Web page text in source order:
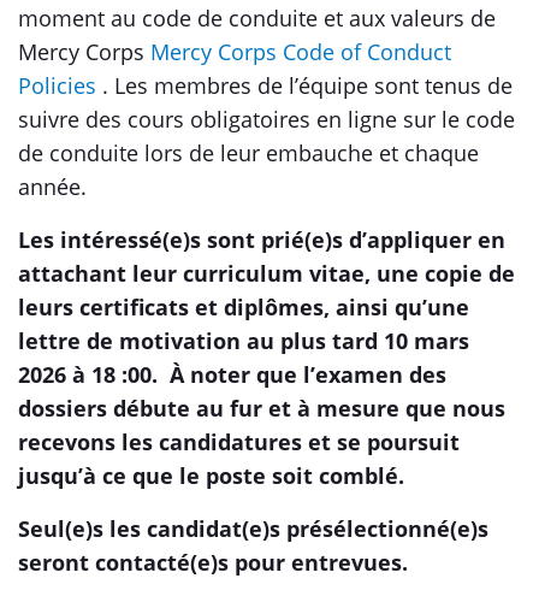
moment au code de conduite et aux valeurs de
Mercy Corps Mercy Corps Code of Conduct
Policies . Les membres de l’équipe sont tenus de
suivre des cours obligatoires en ligne sur le code
de conduite lors de leur embauche et chaque
année.
Les intéressé(e)s sont prié(e)s d’appliquer en
attachant leur curriculum vitae, une copie de
leurs certificats et diplômes, ainsi qu’une
lettre de motivation au plus tard 10 mars
2026 à 18 :00. À noter que l’examen des
dossiers débute au fur et à mesure que nous
recevons les candidatures et se poursuit
jusqu’à ce que le poste soit comblé.
Seul(e)s les candidat(e)s présélectionné(e)s
seront contacté(e)s pour entrevues.